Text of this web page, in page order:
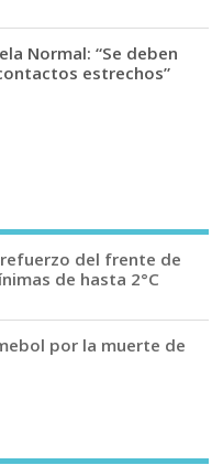
Normal: “Se deben
estrechos”
refuerzo del frente de
de hasta 2°C
por la muerte de